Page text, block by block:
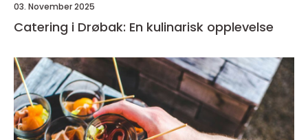
03. November 2025
Catering i Drøbak: En kulinarisk opplevelse